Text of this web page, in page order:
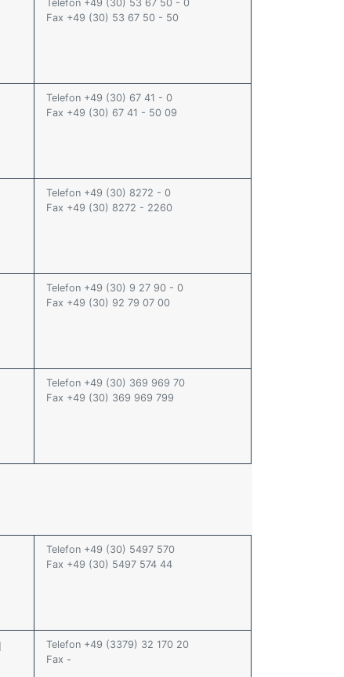
Telefon +49 (30) 53 67 50 - 0
Fax +49 (30) 53 67 50 - 50
Telefon +49 (30) 67 41 - 0
Fax +49 (30) 67 41 - 50 09
Telefon +49 (30) 8272 - 0
Fax +49 (30) 8272 - 2260
Telefon +49 (30) 9 27 90 - 0
Fax +49 (30) 92 79 07 00
Telefon +49 (30) 369 969 70
Fax +49 (30) 369 969 799
Telefon +49 (30) 5497 570
Fax +49 (30) 5497 574 44
Telefon +49 (3379) 32 170 20
Fax -